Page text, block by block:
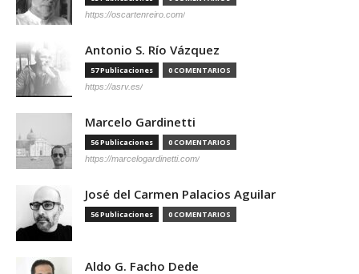
https://oscartenreiro.com/
Antonio S. Río Vázquez
57 Publicaciones 0 COMENTARIOS
https://asrv.es/
Marcelo Gardinetti
56 Publicaciones 0 COMENTARIOS
https://marcelogardinetti.com/
José del Carmen Palacios Aguilar
56 Publicaciones 0 COMENTARIOS
Aldo G. Facho Dede